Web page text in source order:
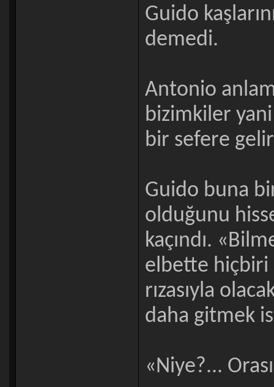
Guido
demedi.
Antonio
bizimkiler
bir sefere
Guido buna
olduğunu
kaçındı.
elbette hiçbiri
rızasıyla
daha gitmek
«Niye?...